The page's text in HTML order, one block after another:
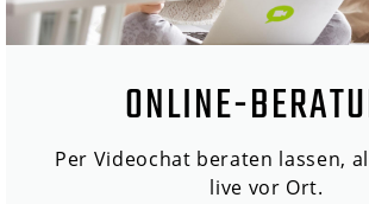
ONLINE-
Per Videochat beraten lassen,
live vor Ort.